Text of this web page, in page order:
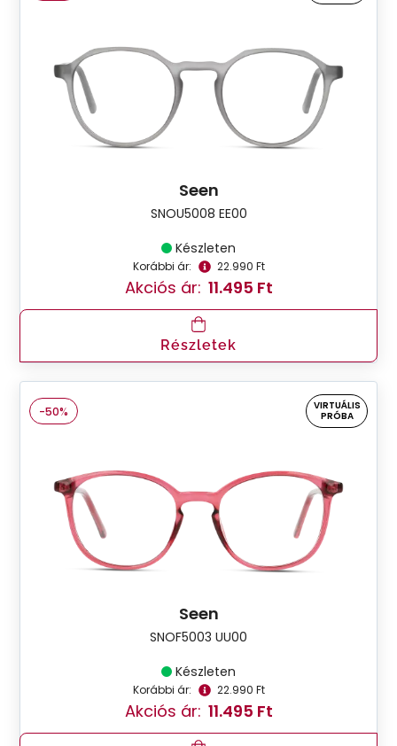
Seen
SNOU5008 EE00
Készleten
Korábbi ár: 22.990 Ft
Akciós ár: 11.495 Ft
Részletek
-50%
VIRTUÁLIS
PRÓBA
Seen
SNOF5003 UU00
Készleten
Korábbi ár: 22.990 Ft
Akciós ár: 11.495 Ft